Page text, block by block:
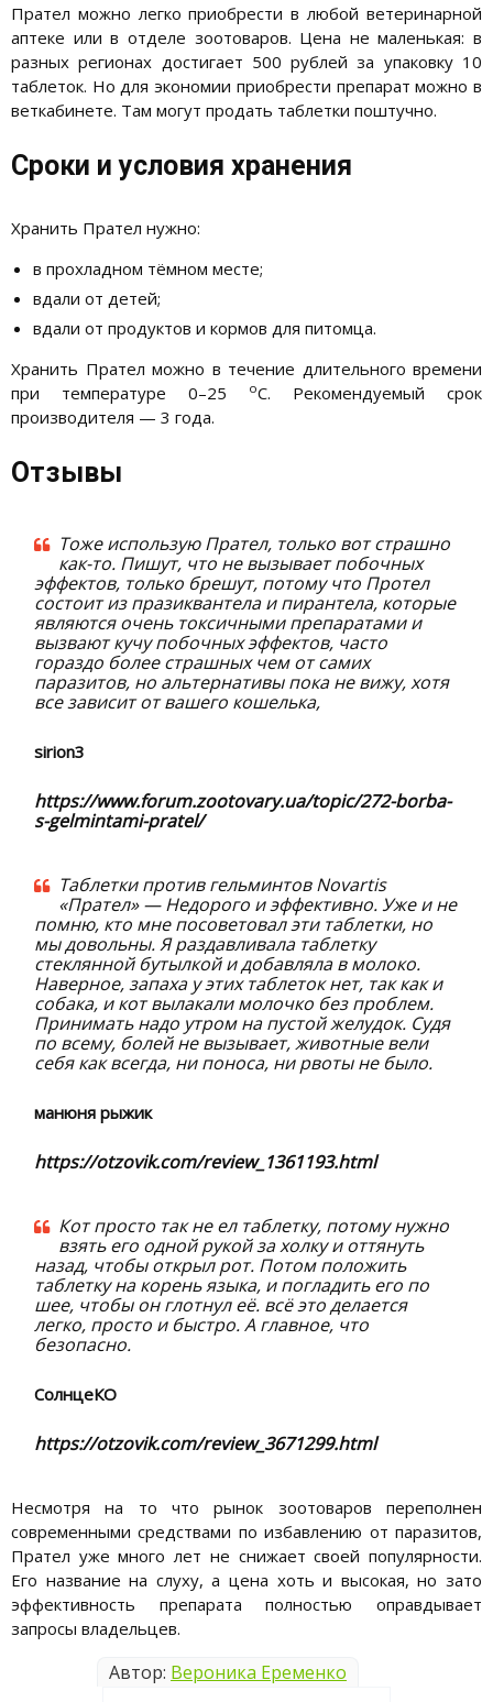
Прател можно легко приобрести в любой ветеринарной
аптеке или в отделе зоотоваров. Цена не маленькая: в
разных регионах достигает 500 рублей за упаковку 10
таблеток. Но для экономии приобрести препарат можно в
веткабинете. Там могут продать таблетки поштучно.
Сроки и условия хранения
Хранить Прател нужно:
в прохладном тёмном месте;
вдали от детей;
вдали от продуктов и кормов для питомца.
Хранить Прател можно в течение длительного времени
при температуре 0–25
оС. Рекомендуемый срок
производителя — 3 года.
Отзывы
Тоже использую Прател, только вот страшно
как-то. Пишут, что не вызывает побочных
эффектов, только брешут, потому что Протел
состоит из празиквантела и пирантела, которые
являются очень токсичными препаратами и
вызвают кучу побочных эффектов, часто
гораздо более страшных чем от самих
паразитов, но альтернативы пока не вижу, хотя
все зависит от вашего кошелька,
sirion3
https://www.forum.zootovary.ua/topic/272-borba-
s-gelmintami-pratel/
Таблетки против гельминтов Novartis
«Прател» — Недорого и эффективно. Уже и не
помню, кто мне посоветовал эти таблетки, но
мы довольны. Я раздавливала таблетку
стеклянной бутылкой и добавляла в молоко.
Наверное, запаха у этих таблеток нет, так как и
собака, и кот вылакали молочко без проблем.
Принимать надо утром на пустой желудок. Судя
по всему, болей не вызывает, животные вели
себя как всегда, ни поноса, ни рвоты не было.
манюня рыжик
https://otzovik.com/review_1361193.html
Кот просто так не ел таблетку, потому нужно
взять его одной рукой за холку и оттянуть
назад, чтобы открыл рот. Потом положить
таблетку на корень языка, и погладить его по
шее, чтобы он глотнул её. всё это делается
легко, просто и быстро. А главное, что
безопасно.
СолнцеКО
https://otzovik.com/review_3671299.html
Несмотря на то что рынок зоотоваров переполнен
современными средствами по избавлению от паразитов,
Прател уже много лет не снижает своей популярности.
Его название на слуху, а цена хоть и высокая, но зато
эффективность препарата полностью оправдывает
запросы владельцев.
Автор: Вероника Еременко